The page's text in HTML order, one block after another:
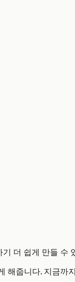
더 쉽게 만들 수
해줍니다. 지금까